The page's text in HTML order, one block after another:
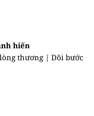
hiến
thương | Dõi bước